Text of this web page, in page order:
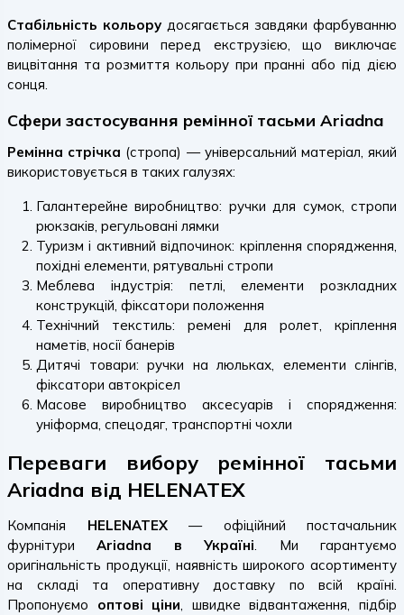
Стабільність кольору досягається завдяки фарбуванню
полімерної сировини перед екструзією, що виключає
вицвітання та розмиття кольору при пранні або під дією
сонця.
Сфери застосування ремінної тасьми Ariadna
Ремінна стрічка (стропа) — універсальний матеріал, який
використовується в таких галузях:
Галантерейне виробництво: ручки для сумок, стропи
рюкзаків, регульовані лямки
Туризм і активний відпочинок: кріплення спорядження,
похідні елементи, рятувальні стропи
Меблева індустрія: петлі, елементи розкладних
конструкцій, фіксатори положення
Технічний текстиль: ремені для ролет, кріплення
наметів, носії банерів
Дитячі товари: ручки на люльках, елементи слінгів,
фіксатори автокрісел
Масове виробництво аксесуарів і спорядження:
уніформа, спецодяг, транспортні чохли
Переваги вибору ремінної тасьми
Ariadna від HELENATEX
Компанія HELENATEX— офіційний постачальник
фурнітуриAriadna в Україні. Ми гарантуємо
оригінальність продукції, наявність широкого асортименту
на складі та оперативну доставку по всій країні.
Пропонуємо оптові ціни, швидке відвантаження, підбір